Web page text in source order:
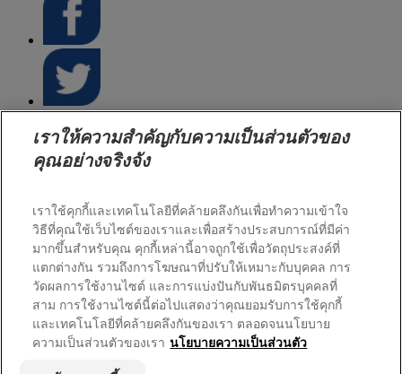
หน้าแรก
กล้าเปื้อนเพื่อเปลี่ยน
ผลิตภัณฑ์ดูแลคุณ
บทความและข่าวสาร
ติดต่อเรา
colgatePalmolive.co.th|colgate.co.th |นโยบายความเป็นส่วนตัว
จัดการคุกกี้
จัดการสิทธิ์ข้อมูลของฉัน ติดต่อเรา
เราให้ความสำคัญกับความเป็นส่วนตัวของ
คุณอย่างจริงจัง
เราใช้คุกกี้และเทคโนโลยีที่คล้ายคลึงกันเพื่อทำความเข้าใจ
วิธีที่คุณใช้เว็บไซต์ของเราและเพื่อสร้างประสบการณ์ที่มีค่า
มากขึ้นสำหรับคุณ คุกกี้เหล่านี้อาจถูกใช้เพื่อวัตถุประสงค์ที่
แตกต่างกัน รวมถึงการโฆษณาที่ปรับให้เหมาะกับบุคคล การ
วัดผลการใช้งานไซต์ และการแบ่งปันกับพันธมิตรบุคคลที่
สาม การใช้งานไซต์นี้ต่อไปแสดงว่าคุณยอมรับการใช้คุกกี้
และเทคโนโลยีที่คล้ายคลึงกันของเรา ตลอดจนนโยบาย
ความเป็นส่วนตัวของเรา นโยบายความเป็นส่วนตัว